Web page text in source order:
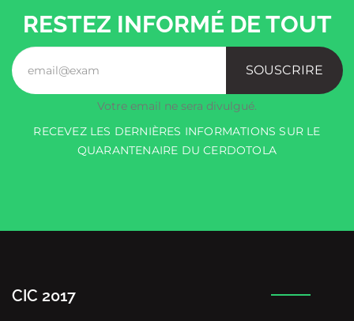
RESTEZ INFORMÉ DE TOUT
SOUSCRIRE
Votre email ne sera divulgué.
RECEVEZ LES DERNIÈRES INFORMATIONS SUR LE
QUARANTENAIRE DU CERDOTOLA
CIC 2017